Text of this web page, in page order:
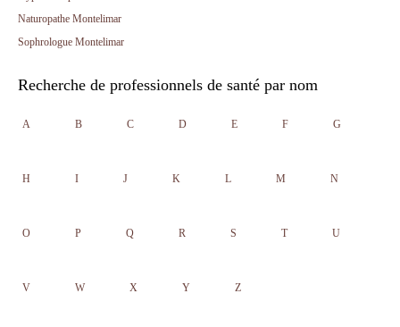
Naturopathe Montelimar
Sophrologue Montelimar
Recherche de professionnels de santé par nom
A B C D E F G
H I J K L M N
O P Q R S T U
V W X Y Z